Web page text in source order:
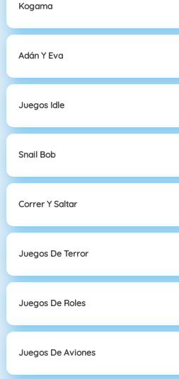
Kogama
Adán Y Eva
Juegos Idle
Snail Bob
Correr Y Saltar
Juegos De Terror
Juegos De Roles
Juegos De Aviones